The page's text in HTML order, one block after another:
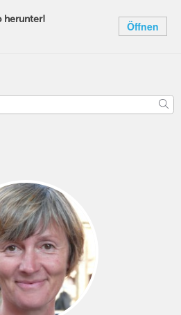
herunter!
Öffnen